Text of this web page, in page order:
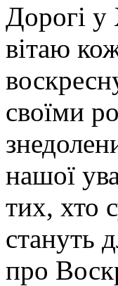
Дорогі у
вітаю
своїми
нашої
тих, хто
стануть
про